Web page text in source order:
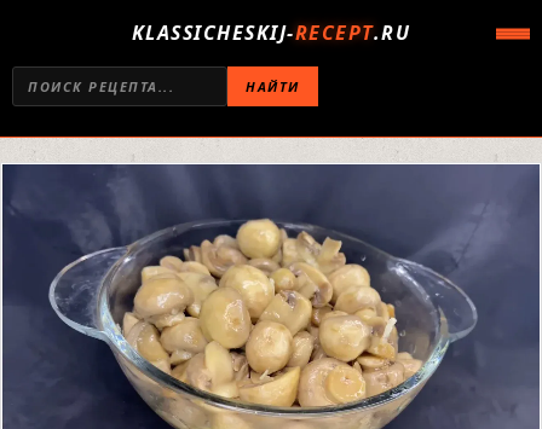
KLASSICHESKIJ-RECEPT.RU
НАЙТИ